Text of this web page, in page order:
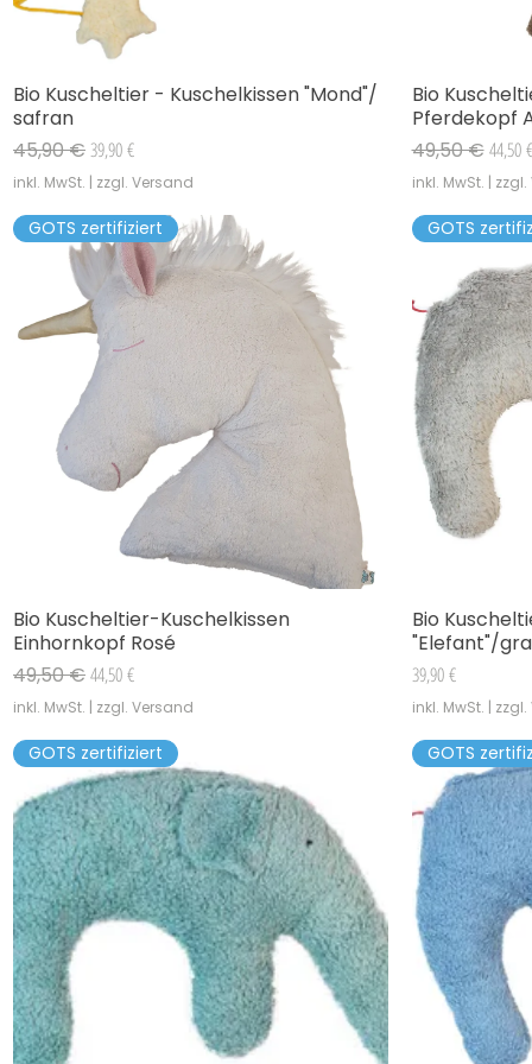
Schnellansicht
Bio Kuscheltier - Kuschelkissen "Mond"/
safran
Standardpreis
45,90 € Sale-Preis
39,90 €
inkl. MwSt. | zzgl. Versand
Bio
Pferdekopf
Standardpreis
49,50 € Sale-
44,50 €
inkl. MwSt. |
Schnellansicht
GOTS zertifiziert
Bio Kuscheltier-Kuschelkissen
Einhornkopf Rosé
Standardpreis
49,50 €Sale-Preis
44,50 €
inkl. MwSt. | zzgl. Versand
GOTS
Bio
"Elefant"/
Preis
39,90 €
inkl. MwSt. |
GOTS zertifiziert GOTS